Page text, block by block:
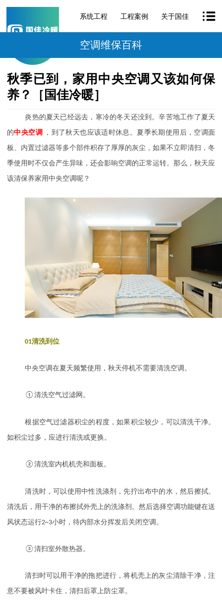
系统工程 工程案例 关于国佳
空调维保百科
秋季已到，家用中央空调又该如何保
养？［国佳冷暖］
炎热的夏天已经远去，寒冷的冬天还没到。辛苦地工作了夏天
的中央空调 ，到了秋天也应该适时休息。夏季长期使用后，空调面
板、内置过滤器等多个部件积存了厚厚的灰尘，如果不立即清扫，冬
季使用时不仅会产生异味，还会影响空调的正常运转。那么，秋天应
该清保养家用中央空调呢？
01清洗到位
中央空调在夏天频繁使用，秋天停机不需要清洗空调。
①清洗空气过滤网。
根据空气过滤器积尘的程度，如果积尘较少，可以清洗干净。
如积尘过多，应进行清洗或更换。
②清洗室内机机壳和面板。
清洗时，可以使用中性洗涤剂，先拧出布中的水，然后擦拭。
清洗后，用干净的布擦拭外壳上的洗涤剂。然后选择空调功能键在送
风状态运行2~3小时，待内部水分挥发后关闭空调。
③清扫室外散热器。
清扫时可以用干净的拖把进行，将机壳上的灰尘清除干净，注
意不要被风叶卡住，清扫后罩上防尘罩。